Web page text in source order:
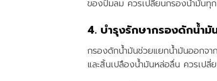
ของปั๊มลม ควรเปลี่ยนกรองน้ำมันทุ
4. บำรุงรักษากรองดักน้ำ
กรองดักน้ำมันช่วยแยกน้ำมันออกจา
และสิ้นเปลืองน้ำมันหล่อลื่น ควรเป